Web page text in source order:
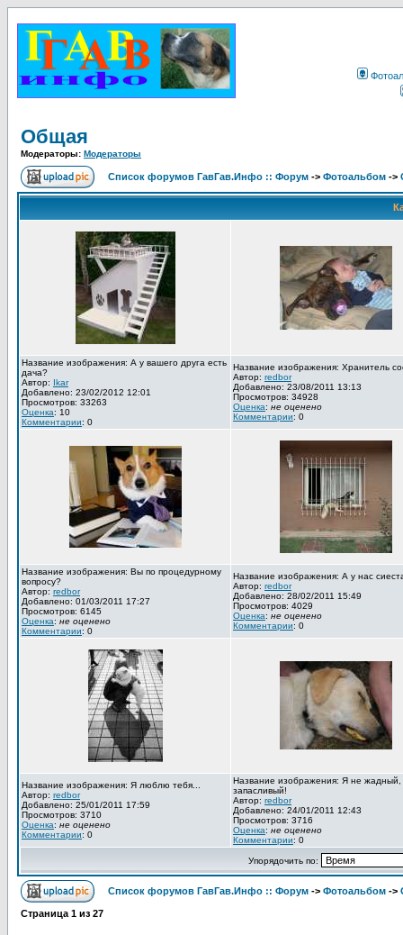
Общая
Модераторы: Модераторы
Список форумов ГавГав.Инфо :: Форум -> Фотоальбом ->
Название изображения: А у вашего друга есть
дача?
Автор: Ikar
Добавлено: 23/02/2012 12:01
Просмотров: 33263
Оценка: 10
Комментарии: 0
Название изображения: Хранитель
Автор: redbor
Добавлено: 23/08/2011 13:13
Просмотров: 34928
Оценка: не оценено
Комментарии: 0
Название изображения: Вы по процедурному
вопросу?
Автор: redbor
Добавлено: 01/03/2011 17:27
Просмотров: 6145
Оценка: не оценено
Комментарии: 0
Название изображения: А у нас
Автор: redbor
Добавлено: 28/02/2011 15:49
Просмотров: 4029
Оценка: не оценено
Комментарии: 0
Название изображения: Я люблю тебя...
Автор: redbor
Добавлено: 25/01/2011 17:59
Просмотров: 3710
Оценка: не оценено
Комментарии: 0
Название изображения: Я не жадный,
запасливый!
Автор: redbor
Добавлено: 24/01/2011 12:43
Просмотров: 3716
Оценка: не оценено
Комментарии: 0
Упорядочить по:
Список форумов ГавГав.Инфо :: Форум -> Фотоальбом ->
Страница 1 из 27